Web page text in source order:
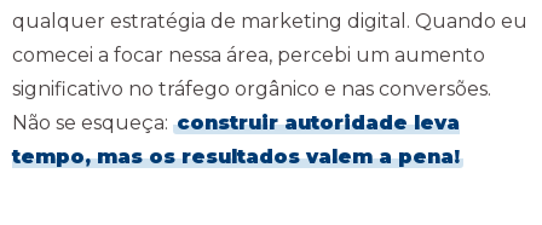
qualquer estratégia de marketing digital. Quando eu
comecei a focar nessa área, percebi um aumento
significativo no tráfego orgânico e nas conversões.
Não se esqueça: construir autoridade leva
tempo, mas os resultados valem a pena!